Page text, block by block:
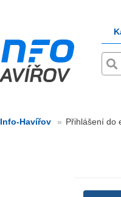
Info-Havířov Přihlášení do